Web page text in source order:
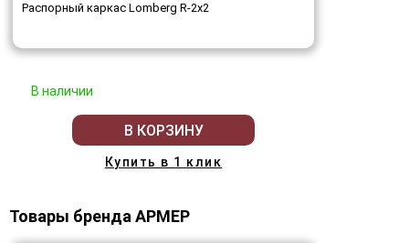
Распорный каркас Lomberg R-2х2
В наличии
В КОРЗИНУ
Купить в 1 клик
Товары бренда АРМЕР